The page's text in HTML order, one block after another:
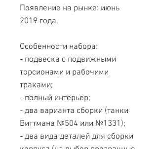
Появление на рынке: июнь
2019 года.
Особенности набора:
- подвеска с подвижными
торсионами и рабочими
траками;
- полный интерьер;
- два варианта сборки (танки
Виттмана №504 или №1331);
- два вида деталей для сборки